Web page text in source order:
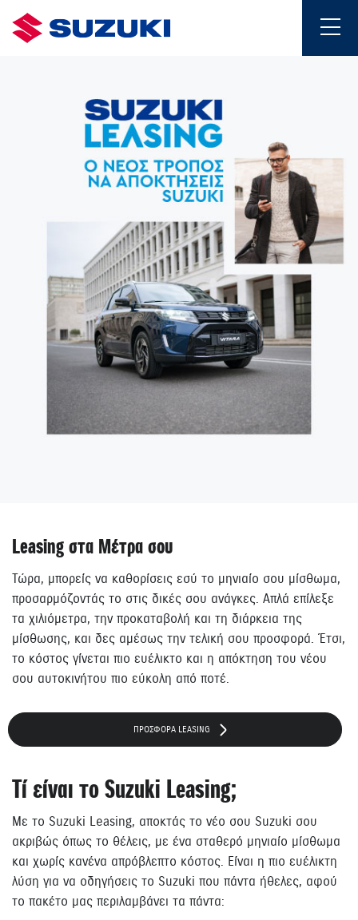
Leasing στα Μέτρα σου
Τώρα, μπορείς να καθορίσεις εσύ το μηνιαίο σου μίσθωμα,
προσαρμόζοντάς το στις δικές σου ανάγκες. Απλά επίλεξε
τα χιλιόμετρα, την προκαταβολή και τη διάρκεια της
μίσθωσης, και δες αμέσως την τελική σου προσφορά. Έτσι,
το κόστος γίνεται πιο ευέλικτο και η απόκτηση του νέου
σου αυτοκινήτου πιο εύκολη από ποτέ.
ΠΡΟΣΦΟΡΑ LEASING
Τί είναι το Suzuki Leasing;
Με το Suzuki Leasing, αποκτάς το νέο σου Suzuki σου
ακριβώς όπως το θέλεις, με ένα σταθερό μηνιαίο μίσθωμα
και χωρίς κανένα απρόβλεπτο κόστος. Είναι η πιο ευέλικτη
λύση για να οδηγήσεις το Suzuki που πάντα ήθελες, αφού
το πακέτο μας περιλαμβάνει τα πάντα: